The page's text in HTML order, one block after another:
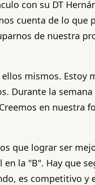
con su DT
cuenta de lo que
de nuestra
mismos. Estoy
Durante la
en nuestra
que lograr ser
la "B". Hay que
es competitivo y